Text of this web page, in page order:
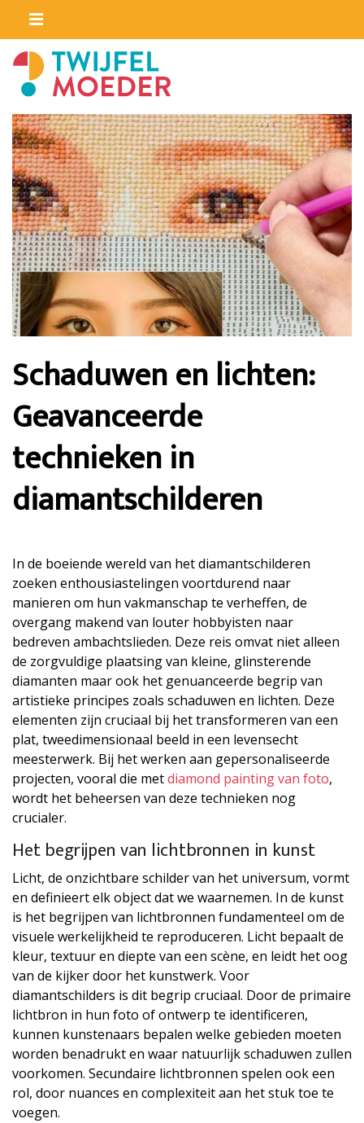
Schaduwen en lichten:
Geavanceerde
technieken in
diamantschilderen
In de boeiende wereld van het diamantschilderen
zoeken enthousiastelingen voortdurend naar
manieren om hun vakmanschap te verheffen, de
overgang makend van louter hobbyisten naar
bedreven ambachtslieden. Deze reis omvat niet alleen
de zorgvuldige plaatsing van kleine, glinsterende
diamanten maar ook het genuanceerde begrip van
artistieke principes zoals schaduwen en lichten. Deze
elementen zijn cruciaal bij het transformeren van een
plat, tweedimensionaal beeld in een levensecht
meesterwerk. Bij het werken aan gepersonaliseerde
projecten, vooral die metdiamond painting van foto,
wordt het beheersen van deze technieken nog
crucialer.
Het begrijpen van lichtbronnen in kunst
Licht, de onzichtbare schilder van het universum, vormt
en definieert elk object dat we waarnemen. In de kunst
is het begrijpen van lichtbronnen fundamenteel om de
visuele werkelijkheid te reproduceren. Licht bepaalt de
kleur, textuur en diepte van een scène, en leidt het oog
van de kijker door het kunstwerk. Voor
diamantschilders is dit begrip cruciaal. Door de primaire
lichtbron in hun foto of ontwerp te identificeren,
kunnen kunstenaars bepalen welke gebieden moeten
worden benadrukt en waar natuurlijk schaduwen zullen
voorkomen. Secundaire lichtbronnen spelen ook een
rol, door nuances en complexiteit aan het stuk toe te
voegen.